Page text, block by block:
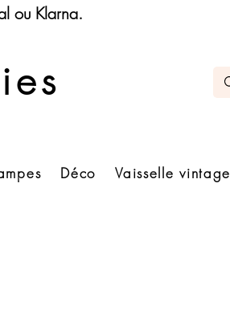
ou Klarna.
Déco Vaisselle vintage